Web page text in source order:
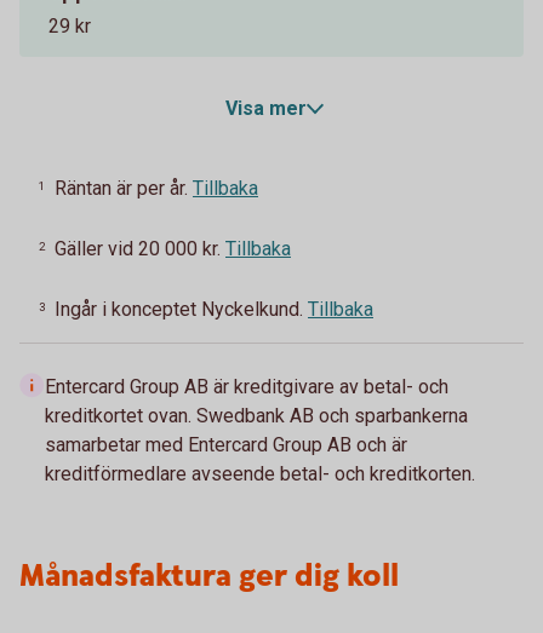
29 kr
Visa mer
1 Räntan är per år. Tillbaka
2 Gäller vid 20 000 kr. Tillbaka
3 Ingår i konceptet Nyckelkund. Tillbaka
Entercard Group AB är kreditgivare av betal- och
kreditkortet ovan. Swedbank AB och sparbankerna
samarbetar med Entercard Group AB och är
kreditförmedlare avseende betal- och kreditkorten.
Månadsfaktura ger dig koll